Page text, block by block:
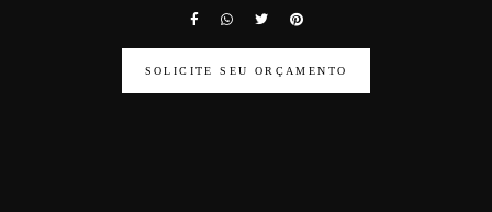
SOLICITE SEU ORÇAMENTO